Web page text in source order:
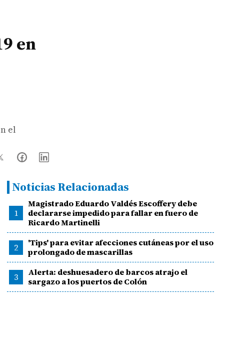
en
el
Noticias Relacionadas
1
Magistrado Eduardo Valdés Escoffery debe
declararse impedido para fallar en fuero de
Ricardo Martinelli
2
'Tips' para evitar afecciones cutáneas por el uso
prolongado de mascarillas
3
Alerta: deshuesadero de barcos atrajo el
sargazo a los puertos de Colón